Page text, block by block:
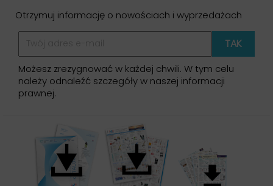
Otrzymuj informację o nowościach i wyprzedażach
Możesz zrezygnować w każdej chwili. W tym celu
należy odnaleźć szczegóły w naszej informacji
prawnej.